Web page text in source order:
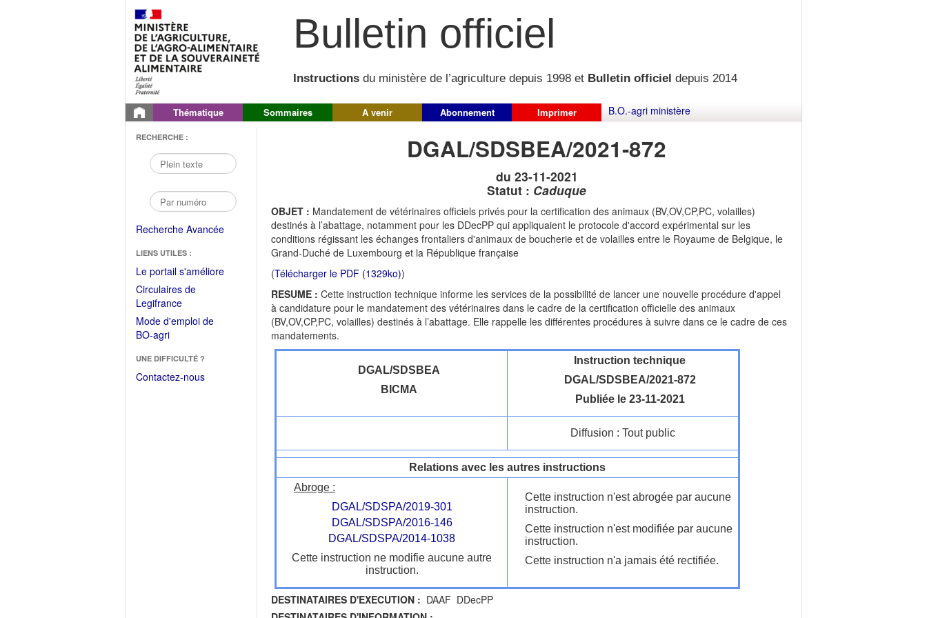
Bulletin officiel
Instructions du ministère de l’agriculture depuis 1998 et Bulletin officiel depuis 2014
Thématique Sommaires A venir Abonnement Imprimer B.O.-agri ministère
RECHERCHE :
Recherche Avancée
LIENS UTILES :
Le portail s'améliore(Fichier
Circulaires de
Legifrance(Ouvrir
dans
une
fenêtre)
Mode d'emploi de
BO-agri(Ouvrir
une
nouvelle
UNE DIFFICULTÉ ?
Contactez-nous
DGAL/SDSBEA/2021-872
du 23-11-2021
Statut : Caduque
OBJET : Mandatement de vétérinaires officiels privés pour la certification des animaux (BV,OV,CP,PC, volailles)
destinés à l’abattage, notamment pour les DDecPP qui appliquaient le protocole d'accord expérimental sur les
conditions régissant les échanges frontaliers d'animaux de boucherie et de volailles entre le Royaume de Belgique, le
Grand-Duché de Luxembourg et la République française
(Télécharger le PDF (1329ko))
RESUME : Cette instruction technique informe les services de la possibilité de lancer une nouvelle procédure d'appel
à candidature pour le mandatement des vétérinaires dans le cadre de la certification officielle des animaux
(BV,OV,CP,PC, volailles) destinés à l’abattage. Elle rappelle les différentes procédures à suivre dans ce le cadre de ces
mandatements.
DGAL/SDSBEA
BICMA
Instruction technique
DGAL/SDSBEA/2021-872
Publiée le 23-11-2021
Diffusion : Tout public
Relations avec les autres instructions
Abroge :
DGAL/SDSPA/2019-301
DGAL/SDSPA/2016-146
DGAL/SDSPA/2014-1038
Cette instruction ne modifie aucune autre
instruction.
Cette instruction n'est abrogée par aucune
instruction.
Cette instruction n'est modifiée par aucune
instruction.
Cette instruction n'a jamais été rectifiée.
DESTINATAIRES D'EXECUTION : DAAF DDecPP